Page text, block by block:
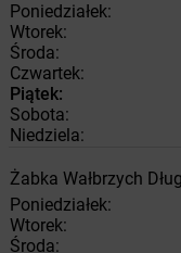
Poniedziałek:
Wtorek:
Środa:
Czwartek:
Piątek:
Sobota:
Niedziela:
Żabka Wałbrzych
Poniedziałek:
Wtorek:
Środa: